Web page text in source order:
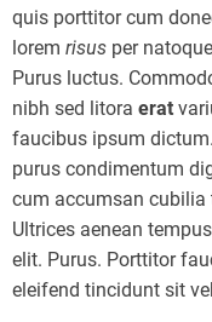
quis porttitor cum
lorem risus per
Purus luctus.
nibh sed litora erat
faucibus ipsum
purus condimentum
cum accumsan cubilia
Ultrices aenean
elit. Purus. Porttitor
eleifend tincidunt sit